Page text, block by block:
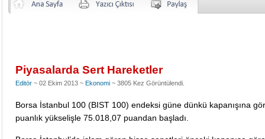
Piyasalarda Sert Hareketler
Editör ~ 02 Ekim 2013 ~ Ekonomi ~ 3805 Kez Görüntülendi.
Borsa İstanbul 100 (BIST 100) endeksi güne dünkü kapanışına
puanlık yükselişle 75.018,07 puandan başladı.